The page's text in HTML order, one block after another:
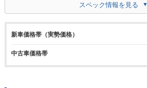
スペック情報を見る
新車価格帯（実勢価格）
中古車価格帯